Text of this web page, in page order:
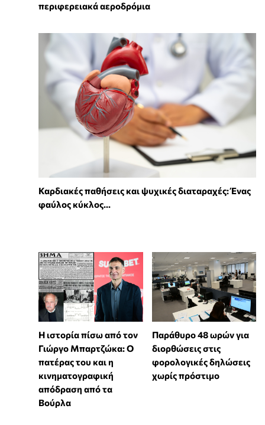
περιφερειακά αεροδρόμια
Καρδιακές παθήσεις και ψυχικές διαταραχές: Ένας
φαύλος κύκλος...
Η ιστορία πίσω από τον
Γιώργο Μπαρτζώκα: Ο
πατέρας του και η
κινηματογραφική
απόδραση από τα
Βούρλα
Παράθυρο 48 ωρών για
διορθώσεις στις
φορολογικές δηλώσεις
χωρίς πρόστιμο